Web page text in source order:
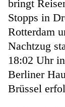
bringt
Stopps in
Rotterdam
Nachtzug
18:02 Uhr
Berliner
Brüssel